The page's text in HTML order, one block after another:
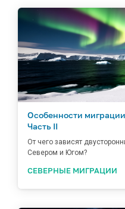
Особенности
Часть II
От чего зависят
Севером и Югом?
СЕВЕРНЫЕ МИГРАЦИИ